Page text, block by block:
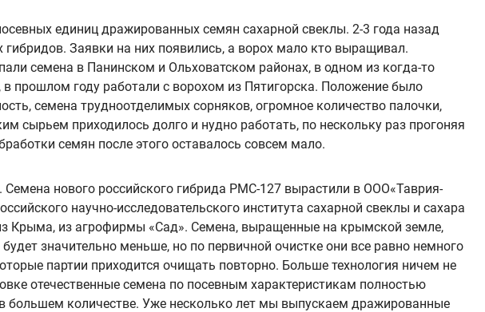
единиц дражированных семян сахарной свеклы. 2-3 года назад
Заявки на них появились, а ворох мало кто выращивал.
семена в Панинском и Ольховатском районах, в одном из когда-то
в прошлом году работали с ворохом из Пятигорска. Положение было
семена трудноотделимых сорняков, огромное количество палочки,
сырьем приходилось долго и нудно работать, по нескольку раз прогоняя
семян после этого оставалось совсем мало.
нового российского гибрида РМС-127 вырастили в ООО«Таврия-
научно-исследовательского института сахарной свеклы и сахара
Крыма, из агрофирмы «Сад». Семена, выращенные на крымской земле,
значительно меньше, но по первичной очистке они все равно немного
партии приходится очищать повторно. Больше технология ничем не
отечественные семена по посевным характеристикам полностью
большем количестве. Уже несколько лет мы выпускаем дражированные